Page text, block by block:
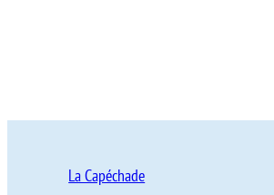
La Capéchade